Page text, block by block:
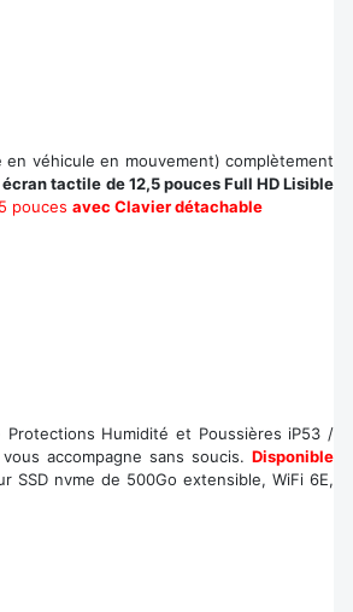
véhicule en mouvement) complètement
écran tactile de 12,5 pouces Full HD Lisible
pouces avec Clavier détachable
Humidité et Poussières iP53 /
accompagne sans soucis.Disponible
SSD nvme de 500Go extensible, WiFi 6E,